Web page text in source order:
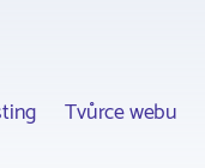
Tvůrce webu